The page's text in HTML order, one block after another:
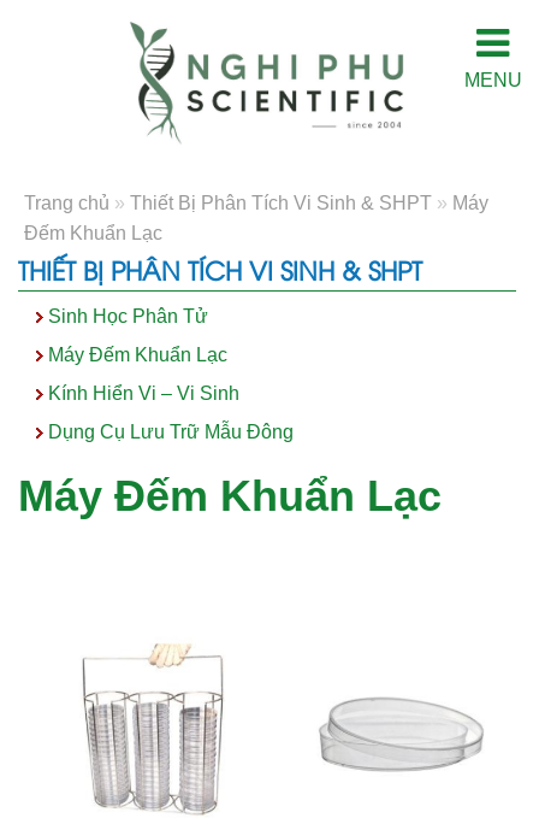
MENU
Trang chủ » Thiết Bị Phân Tích Vi Sinh & SHPT » Máy
Đếm Khuẩn Lạc
THIẾT BỊ PHÂN TÍCH VI SINH & SHPT
Sinh Học Phân Tử
Máy Đếm Khuẩn Lạc
Kính Hiển Vi – Vi Sinh
Dụng Cụ Lưu Trữ Mẫu Đông
Máy Đếm Khuẩn Lạc